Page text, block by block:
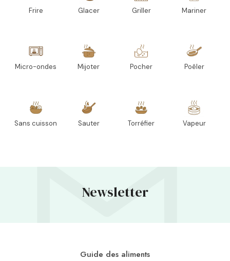
Frire Glacer Griller Mariner
Micro-ondes Mijoter Pocher Poêler
Sans cuisson Sauter Torréfier Vapeur
Newsletter
Guide des aliments